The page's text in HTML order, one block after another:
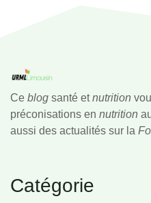
Ce blog santé etnutrition
préconisations en nutrition
aussi des actualités sur la
Catégorie